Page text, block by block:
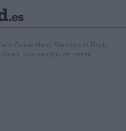
» Guitar Hero: Warriors of Rock,
una canción de veinte